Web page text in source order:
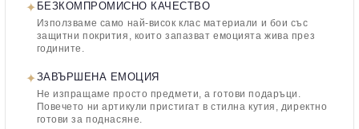
✦ БЕЗКОМПРОМИСНО КАЧЕСТВО
Използваме само най-висок клас материали и бои със
защитни покрития, които запазват емоцията жива през
годините.
✦ЗАВЪРШЕНА ЕМОЦИЯ
Не изпращаме просто предмети, а готови подаръци.
Повечето ни артикули пристигат в стилна кутия, директно
готови за поднасяне.